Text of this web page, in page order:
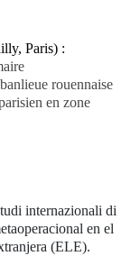
Paris) :
rouennaise
en zone
internazionali di
en el
(ELE).